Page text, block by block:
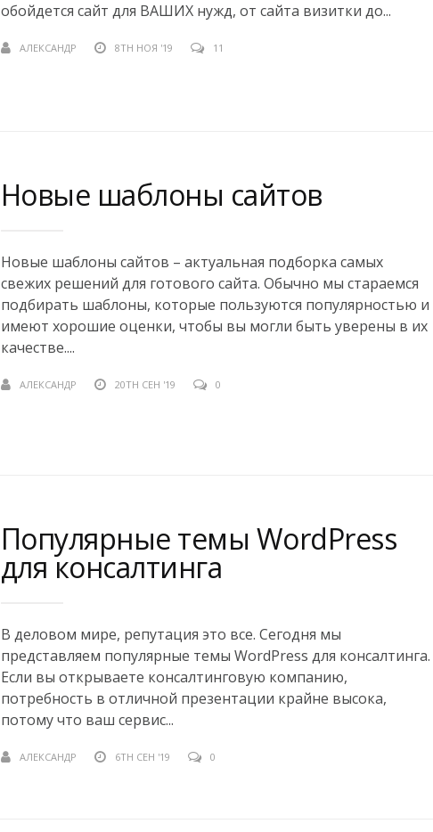
обойдется сайт для ВАШИХ нужд, от сайта визитки до...
АЛЕКСАНДР 8TH НОЯ '19 11
Новые шаблоны сайтов
Новые шаблоны сайтов – актуальная подборка самых
свежих решений для готового сайта. Обычно мы стараемся
подбирать шаблоны, которые пользуются популярностью и
имеют хорошие оценки, чтобы вы могли быть уверены в их
качестве....
АЛЕКСАНДР 20TH СЕН '19 0
Популярные темы WordPress
для консалтинга
В деловом мире, репутация это все. Сегодня мы
представляем популярные темы WordPress для консалтинга.
Если вы открываете консалтинговую компанию,
потребность в отличной презентации крайне высока,
потому что ваш сервис...
АЛЕКСАНДР 6TH СЕН '19 0